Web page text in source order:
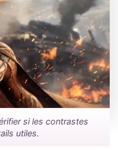
si les contrastes
utiles.